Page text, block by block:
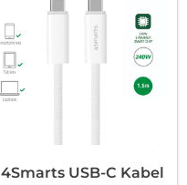
4Smarts USB-C Kabel